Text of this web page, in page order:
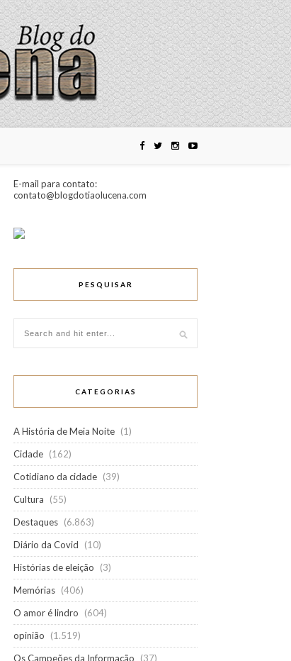
E-mail para contato:
contato@blogdotiaolucena.com
PESQUISAR
CATEGORIAS
A História de Meia Noite (1)
Cidade (162)
Cotidiano da cidade (39)
Cultura
(55)
Destaques (6.863)
Diário da Covid
(10)
Histórias de eleição
(3)
Memórias (406)
O amor é lindro
(604)
opinião
(1.519)
Os Campeões da Informação
(37)